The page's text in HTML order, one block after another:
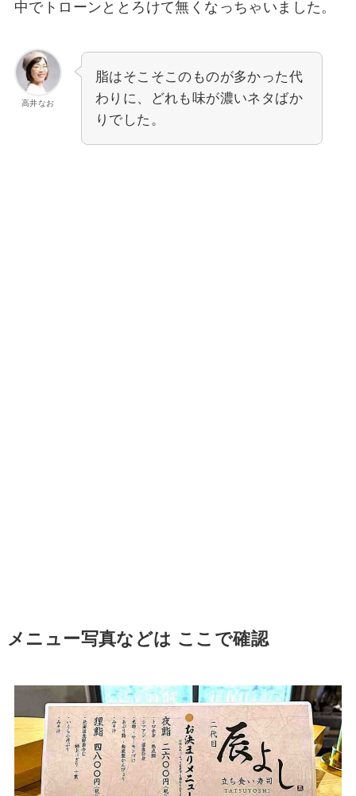
中でトローンととろけて無くなっちゃいました。
高井なお
脂はそこそこのものが多かった代
わりに、どれも味が濃いネタばか
りでした。
メニュー写真などは ここで確認